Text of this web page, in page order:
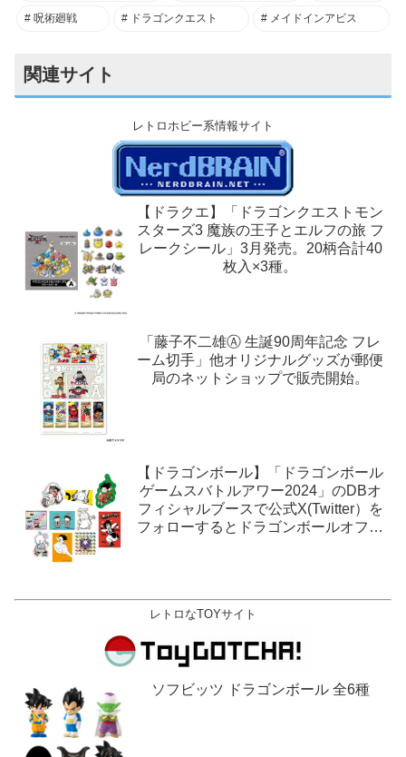
呪術廻戦 ドラゴンクエスト メイドインアビス
関連サイト
レトロホビー系情報サイト
【ドラクエ】「ドラゴンクエストモン
スターズ3 魔族の王子とエルフの旅 フ
レークシール」3月発売。20柄合計40
枚入×3種。
「藤子不二雄Ⓐ 生誕90周年記念 フレ
ーム切手」他オリジナルグッズが郵便
局のネットショップで販売開始。
【ドラゴンボール】「ドラゴンボール
ゲームスバトルアワー2024」のDBオ
フィシャルブースで公式X(Twitter）を
フォローするとドラゴンボールオフィ
レトロなTOYサイト
ソフビッツ ドラゴンボール 全6種